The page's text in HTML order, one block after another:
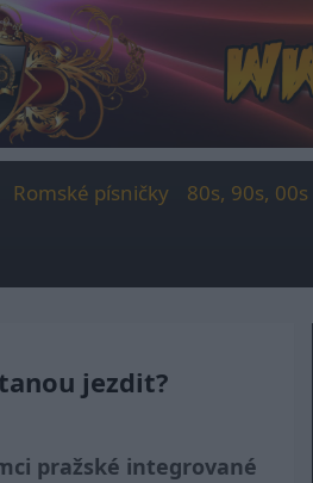
Romské písničky 80s, 90s, 00s
jezdit?
pražské integrované